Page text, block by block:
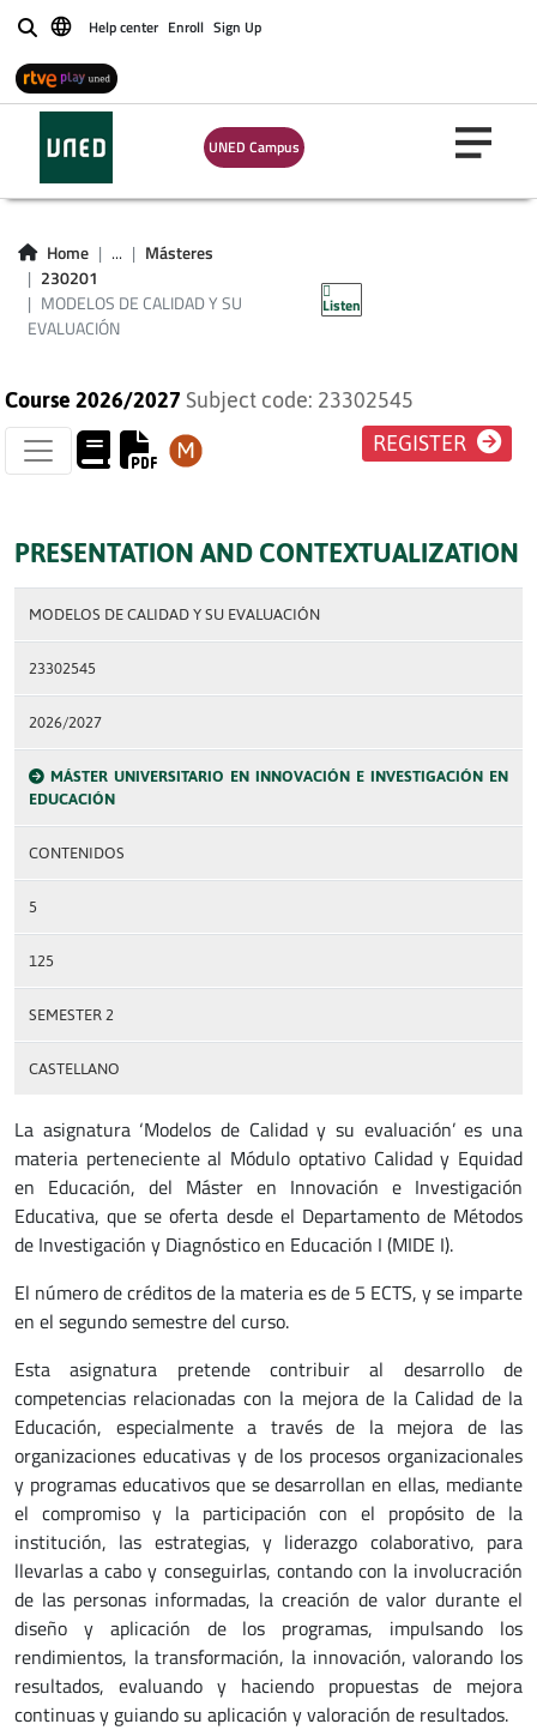
BuscarHelp center Enroll Sign Up
UNED Campus
Home ...
Másteres
230201
MODELOS DE CALIDAD Y SU
EVALUACIÓN
Listen
MODELOS DE
CALIDAD Y SU
EVALUACIÓN
Course 2026/2027 Subject code: 23302545
REGISTER
PRESENTATION AND CONTEXTUALIZATION
MODELOS DE CALIDAD Y SU EVALUACIÓN
23302545
2026/2027
MÁSTER UNIVERSITARIO EN INNOVACIÓN E INVESTIGACIÓN EN
EDUCACIÓN
CONTENIDOS
5
125
SEMESTER 2
CASTELLANO
La asignatura ‘Modelos de Calidad y su evaluación’ es una
materia perteneciente al Módulo optativo Calidad y Equidad
en Educación, del Máster en Innovación e Investigación
Educativa, que se oferta desde el Departamento de Métodos
de Investigación y Diagnóstico en Educación I (MIDE I).
El número de créditos de la materia es de 5 ECTS, y se imparte
en el segundo semestre del curso.
Esta asignatura pretende contribuir al desarrollo de
competencias relacionadas con la mejora de la Calidad de la
Educación, especialmente a través de la mejora de las
organizaciones educativas y de los procesos organizacionales
y programas educativos que se desarrollan en ellas, mediante
el compromiso y la participación con el propósito de la
institución, las estrategias, y liderazgo colaborativo, para
llevarlas a cabo y conseguirlas, contando con la involucración
de las personas informadas, la creación de valor durante el
diseño y aplicación de los programas, impulsando los
rendimientos, la transformación, la innovación, valorando los
resultados, evaluando y haciendo propuestas de mejora
continuas y guiando su aplicación y valoración de resultados.